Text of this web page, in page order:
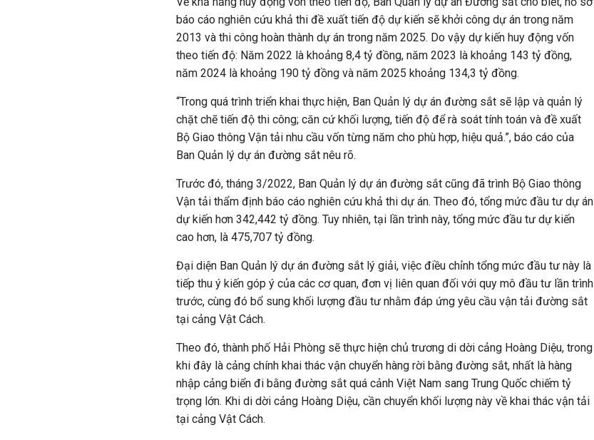
báo cáo nghiên cứu khả thi đề xuất tiến độ dự kiến sẽ khởi công dự án trong năm
2013 và thi công hoàn thành dự án trong năm 2025. Do vậy dự kiến huy động vốn
theo tiến độ: Năm 2022 là khoảng 8,4 tỷ đồng, năm 2023 là khoảng 143 tỷ đồng,
năm 2024 là khoảng 190 tỷ đồng và năm 2025 khoảng 134,3 tỷ đồng.
“Trong quá trình triển khai thực hiện, Ban Quản lý dự án đường sắt sẽ lập và quản lý
chặt chẽ tiến độ thi công; căn cứ khối lượng, tiến độ để rà soát tính toán và đề xuất
Bộ Giao thông Vận tải nhu cầu vốn từng năm cho phù hợp, hiệu quả.”, báo cáo của
Ban Quản lý dự án đường sắt nêu rõ.
Trước đó, tháng 3/2022, Ban Quản lý dự án đường sắt cũng đã trình Bộ Giao thông
Vận tải thẩm định báo cáo nghiên cứu khả thi dự án. Theo đó, tổng mức đầu tư dự án
dự kiến hơn 342,442 tỷ đồng. Tuy nhiên, tại lần trình này, tổng mức đầu tư dự kiến
cao hơn, là 475,707 tỷ đồng.
Đại diện Ban Quản lý dự án đường sắt lý giải, việc điều chỉnh tổng mức đầu tư này là
tiếp thu ý kiến góp ý của các cơ quan, đơn vị liên quan đối với quy mô đầu tư lần trình
trước, cùng đó bổ sung khối lượng đầu tư nhằm đáp ứng yêu cầu vận tải đường sắt
tại cảng Vật Cách.
Theo đó, thành phố Hải Phòng sẽ thực hiện chủ trương di dời cảng Hoàng Diệu, trong
khi đây là cảng chính khai thác vận chuyển hàng rời bằng đường sắt, nhất là hàng
nhập cảng biển đi bằng đường sắt quá cảnh Việt Nam sang Trung Quốc chiếm tỷ
trọng lớn. Khi di dời cảng Hoàng Diệu, cần chuyển khối lượng này về khai thác vận tải
tại cảng Vật Cách.